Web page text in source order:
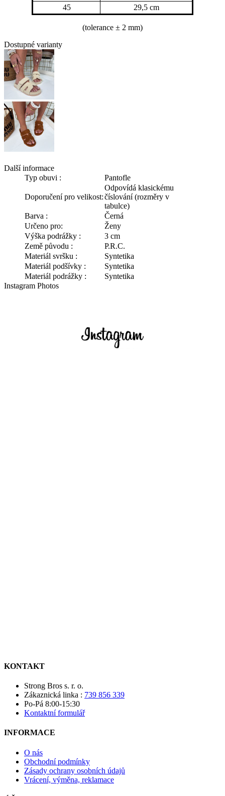
45
29,5 cm
(tolerance ± 2 mm)
Dostupné varianty
Další informace
Typ obuvi :
Pantofle
Doporučení pro velikost:
Odpovídá klasickému
číslování (rozměry v
tabulce)
Barva :
Černá
Určeno pro:
Ženy
Výška podrážky :
3 cm
Země původu :
P.R.C.
Materiál svršku :
Syntetika
Materiál podšívky :
Syntetika
Materiál podrážky :
Syntetika
Instagram Photos
KONTAKT
Strong Bros s. r. o.
Zákaznická linka : 739 856 339
Po-Pá 8:00-15:30
Kontaktní formulář
INFORMACE
O nás
Obchodní podmínky
Zásady ochrany osobních údajů
Vrácení, výměna, reklamace